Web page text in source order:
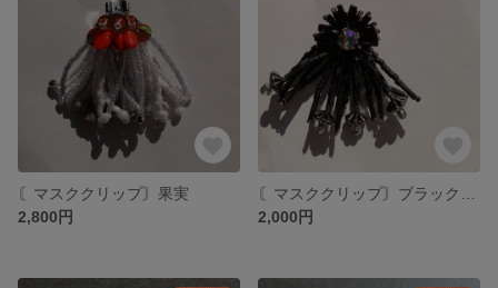
〘マスククリップ〙果実
2,800円
2,000円